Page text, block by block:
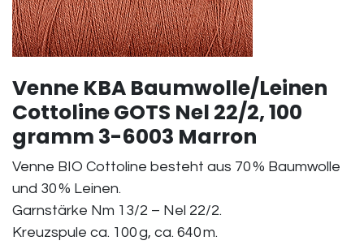
Venne KBA Baumwolle/Leinen
Cottoline GOTS Nel 22/2, 100
gramm 3-6003 Marron
Venne BIO Cottoline besteht aus 70 % Baumwolle
und 30 % Leinen.
Garnstärke Nm 13/2 – Nel 22/2.
Kreuzspule ca. 100 g, ca. 640 m.